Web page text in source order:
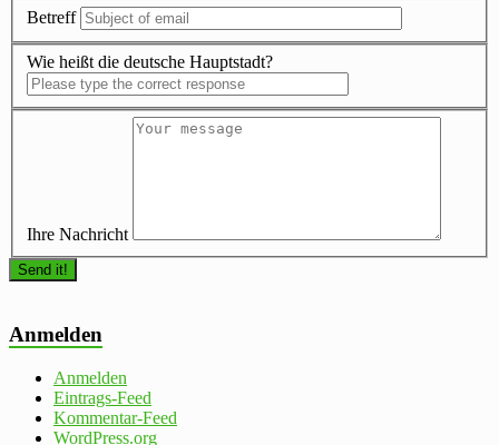
Betreff
Wie heißt die deutsche Hauptstadt?
Ihre Nachricht
Anmelden
Anmelden
Eintrags-Feed
Kommentar-Feed
WordPress.org